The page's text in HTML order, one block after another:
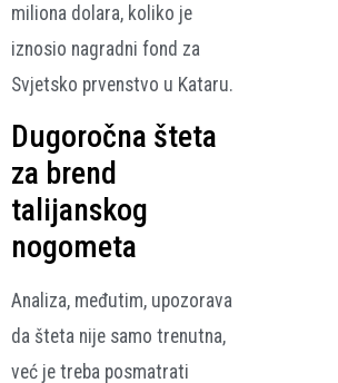
miliona dolara, koliko je
iznosio nagradni fond za
Svjetsko prvenstvo u Kataru.
Dugoročna šteta
za brend
talijanskog
nogometa
Analiza, međutim, upozorava
da šteta nije samo trenutna,
već je treba posmatrati